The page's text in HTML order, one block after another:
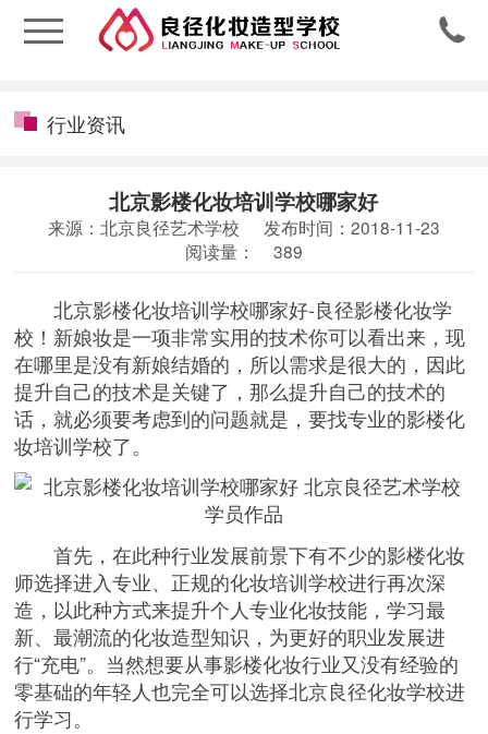

行业资讯
北京影楼化妆培训学校哪家好
来源：北京良径艺术学校
发布时间：2018-11-23
阅读量：
389
北京影楼化妆培训学校哪家好-良径影楼化妆学
校！新娘妆是一项非常实用的技术你可以看出来，现
在哪里是没有新娘结婚的，所以需求是很大的，因此
提升自己的技术是关键了，那么提升自己的技术的
话，就必须要考虑到的问题就是，要找专业的影楼化
妆培训学校了。
首先，在此种行业发展前景下有不少的影楼化妆
师选择进入专业、正规的化妆培训学校进行再次深
造，以此种方式来提升个人专业化妆技能，学习最
新、最潮流的化妆造型知识，为更好的职业发展进
行“充电”。当然想要从事影楼化妆行业又没有经验的
零基础的年轻人也完全可以选择北京良径化妆学校进
行学习。